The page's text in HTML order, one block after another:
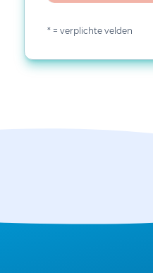
* = verplichte velden